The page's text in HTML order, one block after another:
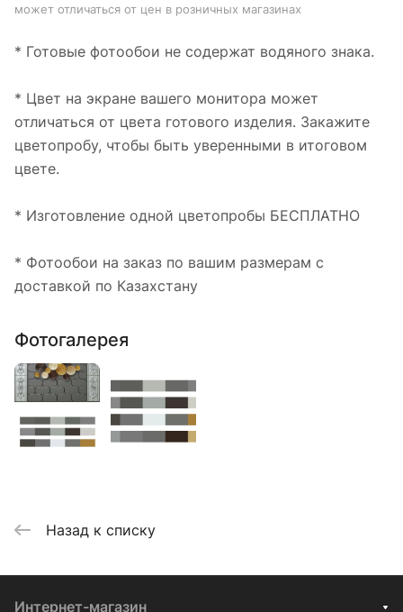
может отличаться от цен в розничных магазинах
* Готовые фотообои не содержат водяного знака.
* Цвет на экране вашего монитора может
отличаться от цвета готового изделия. Закажите
цветопробу, чтобы быть уверенными в итоговом
цвете.
* Изготовление одной цветопробы БЕСПЛАТНО
* Фотообои на заказ по вашим размерам с
доставкой по Казахстану
Фотогалерея
Назад к списку
Интернет-магазин